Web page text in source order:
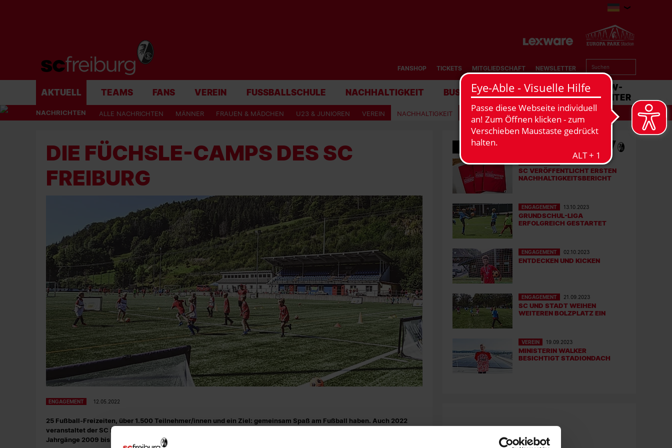
FANSHOP TICKETS MITGLIEDSCHAFT NEWSLETTER
AKTUELL TEAMS FANS VEREIN FUSSBALLSCHULE NACHHALTIGKEIT BUSINESS STADION MATCHCENTER
NACHRICHTEN ALLE NACHRICHTEN MÄNNER FRAUEN & MÄDCHEN U23 & JUNIOREN VEREIN NACHHALTIGKEIT
DIE FÜCHSLE-CAMPS DES SC
FREIBURG
ENGAGEMENT 12.05.2022
25 Fußball-Freizeiten, über 1.500 Teilnehmer/innen und ein Ziel: gemeinsam Spaß am Fußball haben. Auch 2022
veranstaltet der SC Freiburg in Zusammenarbeit mit regionalen Sportvereinen wieder Füchsle-Camps
Jahrgänge 2009 bis 2014.
ENGAGEMENT 17.10.2023
SC VERÖFFENTLICHT ERSTEN
NACHHALTIGKEITSBERICHT
ENGAGEMENT 13.10.2023
GRUNDSCHUL-LIGA
ERFOLGREICH GESTARTET
ENGAGEMENT 02.10.2023
ENTDECKEN UND KICKEN
ENGAGEMENT 21.09.2023
SC UND STADT WEIHEN
WEITEREN BOLZPLATZ EIN
VEREIN 19.09.2023
MINISTERIN WALKER
BESICHTIGT STADIONDACH